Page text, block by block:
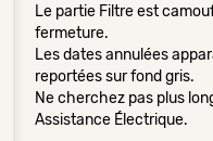
Le partie Filtre est
fermeture.
Les dates annulées
reportées sur fond gris.
Ne cherchez pas plus
Assistance Électrique.